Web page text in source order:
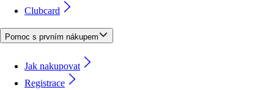
Clubcard
Pomoc s prvním nákupem
Jak nakupovat
Registrace